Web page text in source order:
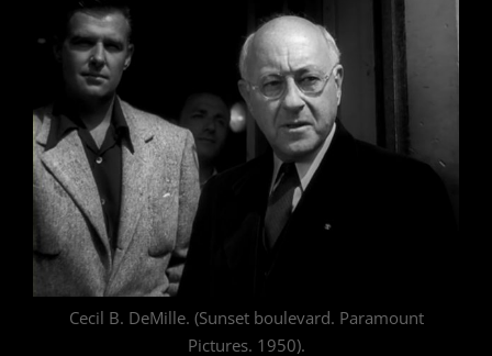
Cecil B. DeMille. (Sunset boulevard. Paramount
Pictures. 1950).